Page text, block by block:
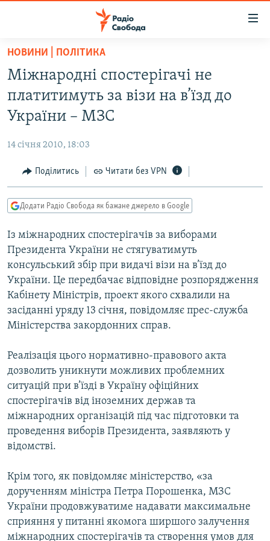
Перейти
основного
матеріалу
Перейти
до
основної
Перейти
до
пошуку
ВСЕ ЗА ДОБУ
СТАТТІ
ЕКОНОМІКА
СУСПІЛЬСТВО
УКРАЇНА
РОСІЙСЬКА «ФІЛЬТРАЦІЯ»
ДОНБАС.РЕАЛІЇ
ТИ ЯК?
СХЕМИ
КИТАЙ.ВИКЛИКИ
МУЛЬТИМЕДІА
ФОТО
СПЕЦПРОЄКТИ
РУС
УКР
КТАТ
ДОЛУЧАЙСЯ!
НОВИНИ | ПОЛІТИКА
Міжнародні спостерігачі не
платитимуть за візи на в’їзд до
України – МЗС
14 січня 2010, 18:03
Поділитись Читати без VPN
Додати Радіо Свобода як бажане джерело в Google
Із міжнародних спостерігачів за виборами
Президента України не стягуватимуть
консульський збір при видачі візи на в’їзд до
України. Це передбачає відповідне розпорядження
Кабінету Міністрів, проект якого схвалили на
засіданні уряду 13 січня, повідомляє прес-служба
Міністерства закордонних справ.
Реалізація цього нормативно-правового акта
дозволить уникнути можливих проблемних
ситуацій при в’їзді в Україну офіційних
спостерігачів від іноземних держав та
міжнародних організацій під час підготовки та
проведення виборів Президента, заявляють у
відомстві.
Крім того, як повідомляє міністерство, «за
дорученням міністра Петра Порошенка, МЗС
України продовжуватиме надавати максимальне
сприяння у питанні якомога ширшого залучення
міжнародних спостерігачів та створення умов для